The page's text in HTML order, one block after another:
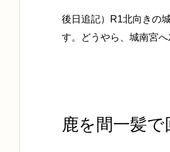
後日追記）R1北向きの
す。どうやら、城南宮
鹿を間一髪で